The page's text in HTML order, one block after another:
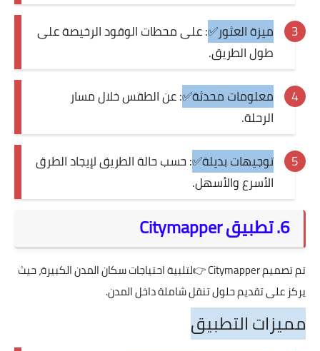
ميزة العثور✅: على محطات الوقود الرخيصة على
طول الطريق.
معلومات محدثة✅: عن الطقس خلال مسار
الرحلة.
توجيهات بديلة✅: حسب حالة الطريق لإيجاد الطرق
الأسرع والأسهل.
6. تطبيق Citymapper
تم تصميمCitymapper👉لتلبية احتياجات سكان المدن الكبيرة، حيث
يركز على تقديم حلول تنقل شاملة داخل المدن.
مميزات التطبيق